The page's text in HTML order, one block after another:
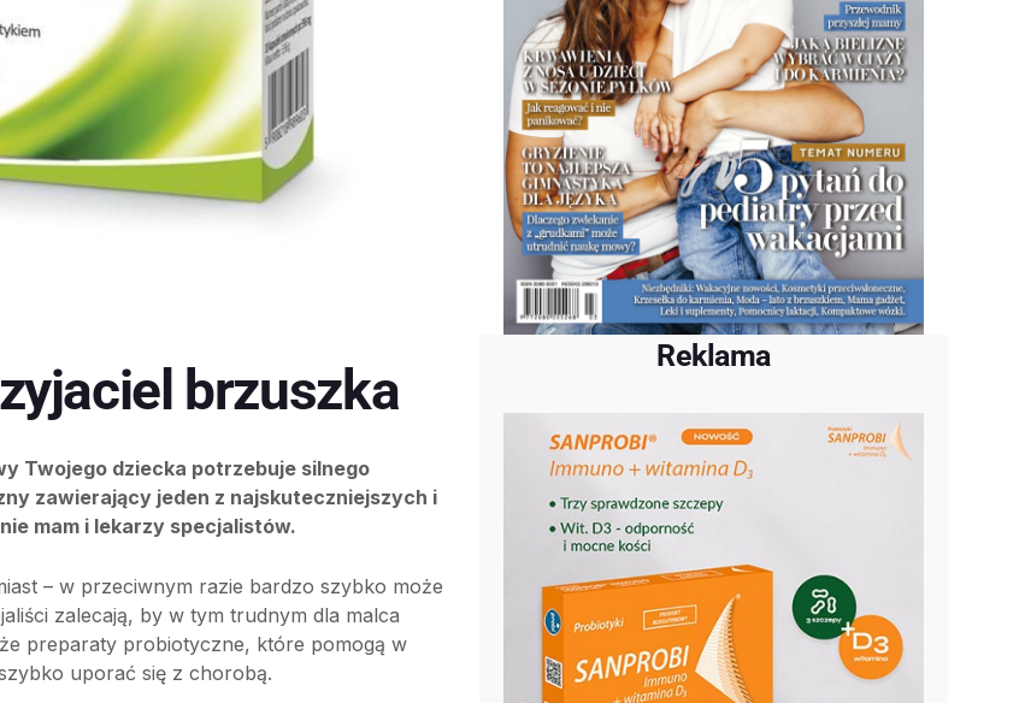
brzuszka
Twojego dziecka potrzebuje silnego
zawierający jeden z najskuteczniejszych i
mam i lekarzy specjalistów.
– w przeciwnym razie bardzo szybko może
zalecają, by w tym trudnym dla malca
preparaty probiotyczne, które pomogą w
uporać się z chorobą.
Reklama